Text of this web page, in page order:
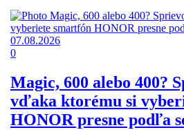
07.08.2026
0
Magic, 600 alebo 400?
vďaka ktorému si
HONOR presne podľa